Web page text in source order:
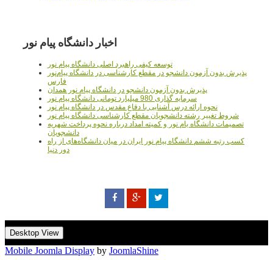
اخبار دانشگاه پیام نور
توسعه کیفی راهبرد اصلی دانشگاه پیام نور
پذیرش بدون آزمون دانشجو در مقطع کارشناسی در دانشگاه پیام‌نور
فارس
پذیرش بدون آزمون دانشجو در دانشگاه پیام نور همدان
سرمایه گذاری 980 میلیارد تومانی دانشگاه پیام نور
نحوه ارائه درس آشنایی با دفاع مقدس در دانشگاه پیام نور
شروط تغییر رشته دانشجویان مقطع کارشناسی دانشگاه پیام نور
تصمیمات دانشگاه یام نور و کمیته امداد درباره نحوه پرداخت شهریه
دانشجویان
کسب رتبه ششم دانشگاه پیام نور ایران در میان دانشگاه‌های از راه
دور دنیا
Desktop View
Mobile Joomla Display by JoomlaShine